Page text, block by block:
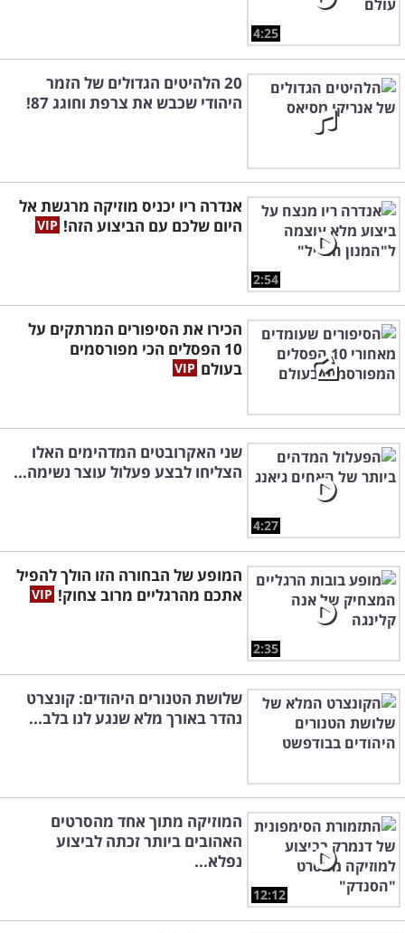
4:25
20 הלהיטים הגדולים של הזמר
היהודי שכבש את צרפת וחוגג 87!
2:54
אנדרה ריו יכניס מוזיקה מרגשת אל
היום שלכם עם הביצוע הזה!
הכירו את הסיפורים המרתקים על
10 הפסלים הכי מפורסמים
בעולם
4:27
שני האקרובטים המדהימים האלו
הצליחו לבצע פעלול עוצר נשימה...
2:35
המופע של הבחורה הזו הולך להפיל
אתכם מהרגליים מרוב צחוק!
שלושת הטנורים היהודים: קונצרט
נהדר באורך מלא שנגע לנו בלב...
12:12
המוזיקה מתוך אחד מהסרטים
האהובים ביותר זכתה לביצוע
נפלא...